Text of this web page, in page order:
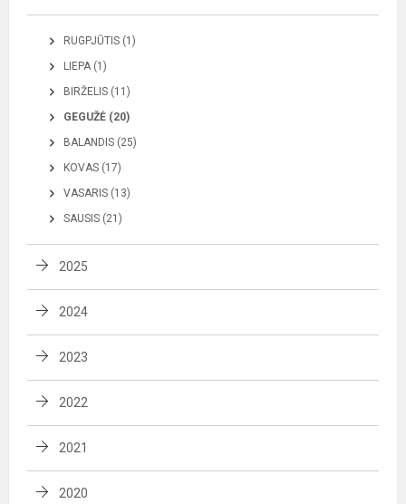
RUGPJŪTIS (1)
LIEPA (1)
BIRŽELIS (11)
GEGUŽĖ (20)
BALANDIS (25)
KOVAS (17)
VASARIS (13)
SAUSIS (21)
2025
2024
2023
2022
2021
2020